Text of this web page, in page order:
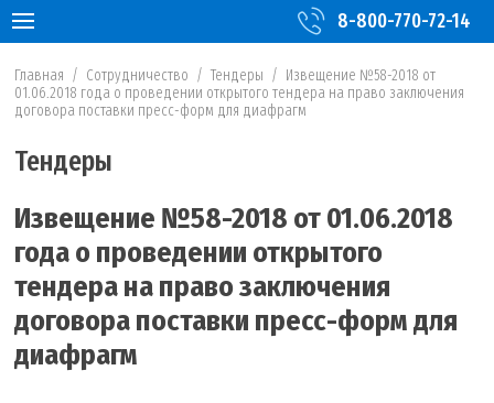
8-800-770-72-14
Главная / Сотрудничество / Тендеры / Извещение №58-2018 от
01.06.2018 года о проведении открытого тендера на право заключения
договора поставки пресс-форм для диафрагм
Тендеры
Извещение №58-2018 от 01.06.2018
года о проведении открытого
тендера на право заключения
договора поставки пресс-форм для
диафрагм